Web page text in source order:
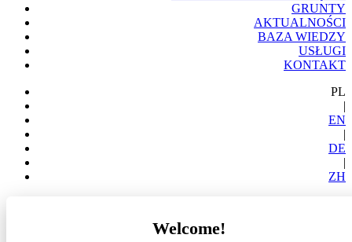
GRUNTY
AKTUALNOŚCI
BAZA WIEDZY
USŁUGI
KONTAKT
PL
|
EN
|
DE
|
ZH
Welcome!